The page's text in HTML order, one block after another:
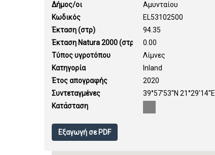
Δήμος/οι
Αμυνταίου
Κωδικός
EL53102500
Έκταση (στρ)
94.35
Έκταση Natura 2000 (στρ)
0.00
Τύπος υγροτόπου
Λίμνες
Κατηγορία
Inland
Έτος απογραφής
2020
Συντεταγμένες
39°57'53''N 21°29'14''E
Κατάσταση
Εξαγωγή σε PDF